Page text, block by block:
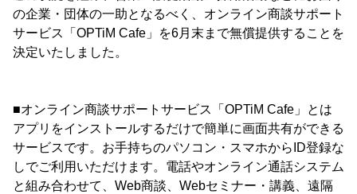
の企業・団体の一助となるべく、オンライン商談サポート
サービス「OPTiM Cafe」を6月末まで無償提供することを
決定いたしました。
■オンライン商談サポートサービス「OPTiM Cafe」とは
アプリをインストールするだけで簡単に画面共有ができる
サービスです。お手持ちのパソコン・スマホからID登録な
しでご利用いただけます。電話やオンライン通話システム
と組み合わせて、Web商談、Webセミナー・講義、遠隔